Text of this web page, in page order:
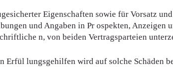
Eigenschaften sowie für Vorsatz
und Angaben in Pr ospekten,
n, von beiden Vertragsparteien
lungsgehilfen wird auf solche Schäden